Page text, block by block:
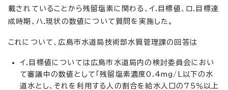
載されていることから残留塩素に関わる、イ.目標値、ロ.目標達
成時期、ハ.現状の数値について質問を実施した。
これについて、広島市水道局技術部水質管理課の回答は
イ.目標値については広島市水道局内の検討委員会におい
て審議中の数値として「残留塩素濃度0.4mg/L以下の水
道水とし、それを利用する人の割合を給水人口の75％以上